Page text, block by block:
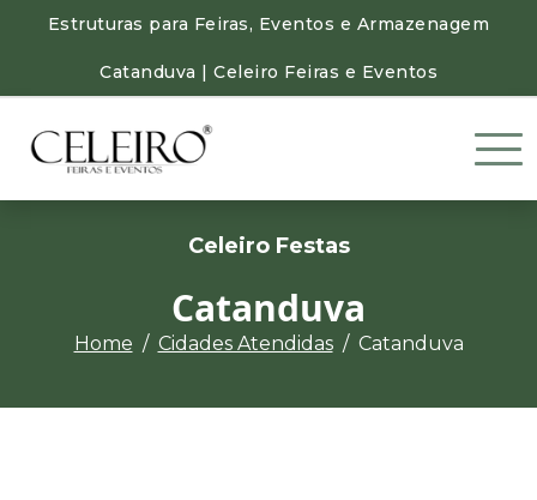
Estruturas para Feiras, Eventos e Armazenagem
Catanduva | Celeiro Feiras e Eventos
Celeiro Festas
Catanduva
Home Cidades Atendidas Catanduva